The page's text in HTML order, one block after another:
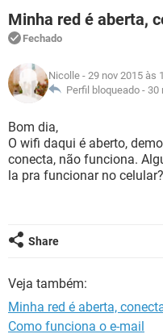
INSTAGRAM
GUIA DE COMPRAS
OUTLOOK
INSTAGRAM
GUIA DE COMPRAS
JOGOS
CELULAR
OUTLOOK
INSTAGRAM
GUIA DE COMPRAS
FÓRUM
JOGOS
CELULAR
INSTAGRAM
GUIA DE COMPRAS
GLOSSÁRIO
JOGOS
CELULAR
OUTLOOK
INSTAGRAM
Minha red é aberta,
Fechado
Nicolle - 29 nov 2015 às
Perfil bloqueado - 30
Bom dia,
O wifi daqui é aberto,
conecta, não funciona.
la pra funcionar no celular?
Share
Veja também:
Minha red é aberta,
Como funciona o e-mail